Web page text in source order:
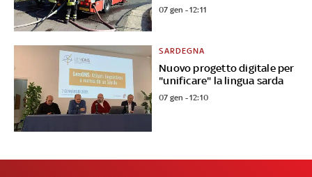
07 gen - 12:11
Nuovo progetto digitale per
"unificare" la lingua sarda
SARDEGNA
07 gen - 12:10